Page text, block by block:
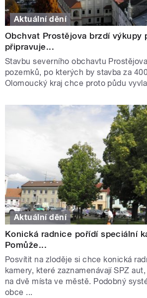
Aktuální dění
Obchvat Prostějova brzdí výkupy
připravuje...
Stavbu severního obchavtu
pozemků, po kterých by stavba za
Olomoucký kraj chce proto půdu
Aktuální dění
Konická radnice pořídí speciální
Pomůže...
Posvítit na zloděje si chce konická
kamery, které zaznamenávají SPZ
na dvě místa ve městě. Podobný
obce ...